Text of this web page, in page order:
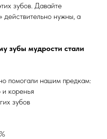
зубов. Давайте
действительно нужны, а
зубы мудрости стали
помогали нашим предкам:
коренья
зубов